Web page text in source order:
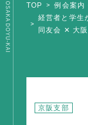
TOP
例会案内
経営者と学生
同友会 ✕ 大
OSAKA DOYU-KAI
京阪支部